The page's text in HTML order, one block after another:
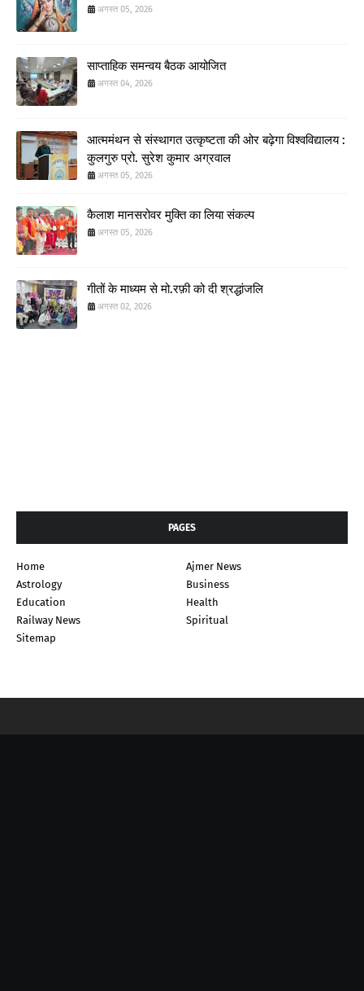
अगस्त 05, 2026
साप्ताहिक समन्वय बैठक आयोजित
अगस्त 04, 2026
आत्ममंथन से संस्थागत उत्कृष्टता की ओर बढ़ेगा विश्वविद्यालय :
कुलगुरु प्रो. सुरेश कुमार अग्रवाल
अगस्त 05, 2026
कैलाश मानसरोवर मुक्ति का लिया संकल्प
अगस्त 05, 2026
गीतों के माध्यम से मो.रफ़ी को दी श्रद्धांजलि
अगस्त 02, 2026
PAGES
Home
Ajmer News
Astrology
Business
Education
Health
Railway News
Spiritual
Sitemap